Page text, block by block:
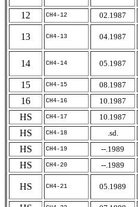
12 CH4-12 02.1987
13 CH4-13 04.1987
14 CH4-14 05.1987
15 CH4-15 08.1987
16
CH4-16 10.1987
HS
CH4-17 10.1987
HS
CH4-18 .sd.
HS
CH4-19 --.1989
HS
CH4-20 --.1989
HS CH4-21 05.1989